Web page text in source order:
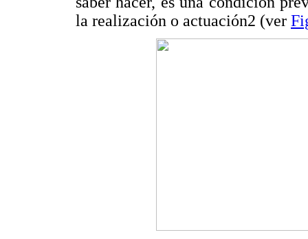
la realización o actuación2 (ver